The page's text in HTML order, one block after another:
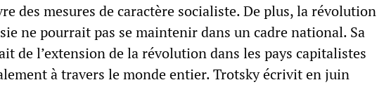
des mesures de caractère socialiste. De plus, la révolution
ne pourrait pas se maintenir dans un cadre national. Sa
de l’extension de la révolution dans les pays capitalistes
à travers le monde entier. Trotsky écrivit en juin